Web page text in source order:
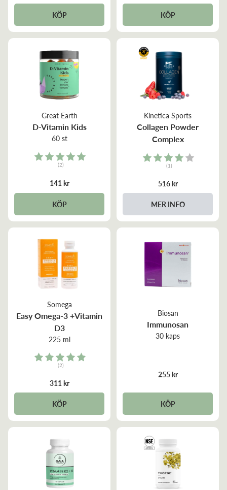
KÖP KÖP
Great Earth
D-Vitamin Kids
60 st
Rating:
(2)
141 kr
KÖP
Kinetica Sports
Collagen Powder
Complex
Rating:
(1)
516 kr
MER INFO
Somega
Easy Omega-3 +Vitamin
D3
225 ml
Rating:
(2)
311 kr
KÖP
Biosan
Immunosan
30 kaps
255 kr
KÖP